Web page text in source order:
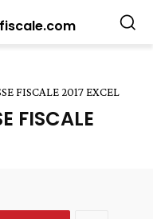
FISCALE 2017 EXCEL
FISCALE